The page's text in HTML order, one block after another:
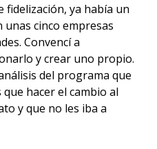
fidelización, ya había un
cinco empresas
Convencí a
y crear uno propio.
del programa que
hacer el cambio al
y que no les iba a